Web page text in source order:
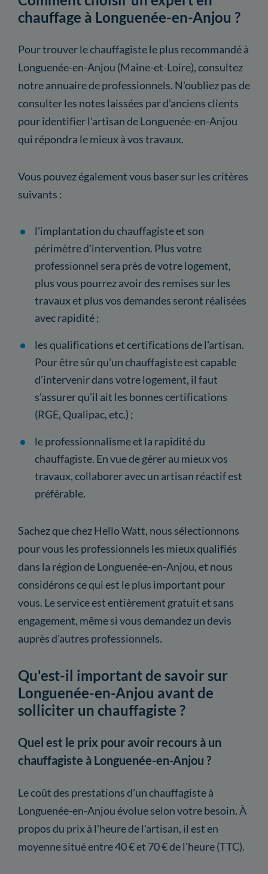
chauffage à Longuenée-en-Anjou ?
Pour trouver le chauffagiste le plus recommandé à
Longuenée-en-Anjou (Maine-et-Loire), consultez
notre annuaire de professionnels. N'oubliez pas de
consulter les notes laissées par d'anciens clients
pour identifier l'artisan de Longuenée-en-Anjou
qui répondra le mieux à vos travaux.
Vous pouvez également vous baser sur les critères
suivants :
l'implantation du chauffagiste et son
périmètre d'intervention. Plus votre
professionnel sera près de votre logement,
plus vous pourrez avoir des remises sur les
travaux et plus vos demandes seront réalisées
avec rapidité ;
les qualifications et certifications de l'artisan.
Pour être sûr qu'un chauffagiste est capable
d'intervenir dans votre logement, il faut
s'assurer qu'il ait les bonnes certifications
(RGE, Qualipac, etc.) ;
le professionnalisme et la rapidité du
chauffagiste. En vue de gérer au mieux vos
travaux, collaborer avec un artisan réactif est
préférable.
Sachez que chez Hello Watt, nous sélectionnons
pour vous les professionnels les mieux qualifiés
dans la région de Longuenée-en-Anjou, et nous
considérons ce qui est le plus important pour
vous. Le service est entièrement gratuit et sans
engagement, même si vous demandez un devis
auprès d'autres professionnels.
Qu'est-il important de savoir sur
Longuenée-en-Anjou avant de
solliciter un chauffagiste ?
Quel est le prix pour avoir recours à un
chauffagiste à Longuenée-en-Anjou ?
Le coût des prestations d'un chauffagiste à
Longuenée-en-Anjou évolue selon votre besoin. À
propos du prix à l'heure de l'artisan, il est en
moyenne situé entre 40 € et 70 € de l'heure (TTC).